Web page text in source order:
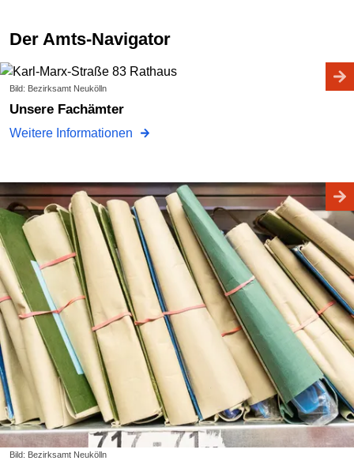
Der Amts-Navigator
Bild: Bezirksamt Neukölln
Unsere Fachämter
Weitere Informationen
Bild: Bezirksamt Neukölln